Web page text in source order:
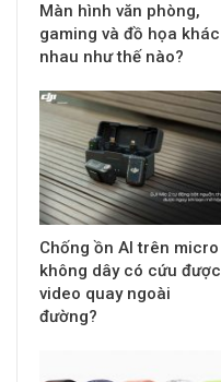
Màn hình văn phòng,
gaming và đồ họa khác
nhau như thế nào?
Chống ồn AI trên micro
không dây có cứu được
video quay ngoài
đường?